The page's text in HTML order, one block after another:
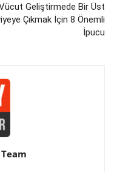
Geliştirmede Bir Üst
Çıkmak İçin 8 Önemli
İpucu